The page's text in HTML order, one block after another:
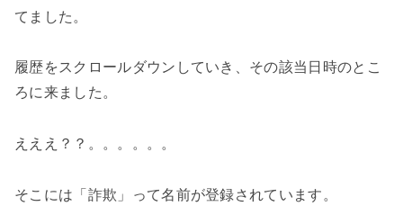
てました。
履歴をスクロールダウンしていき、その該当日時のとこ
ろに来ました。
えええ？？。。。。。。
そこには「詐欺」って名前が登録されています。